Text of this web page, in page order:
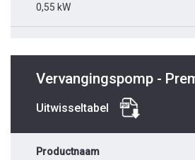
0,55 kW
Vervangingspomp -
Uitwisseltabel
Productnaam